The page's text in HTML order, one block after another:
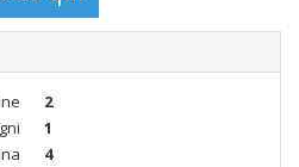
2
1
4